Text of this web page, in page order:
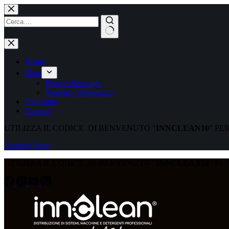
Home
Shop
Food e Beverage
Sistemi e Detergenza
Chi siamo
Contatti
UTILIZZA IL CODICE DI BENVENUTO " INNCLEAN10"
Explore Shop